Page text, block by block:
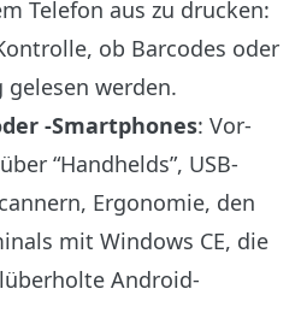
Telefon aus zu drucken:
ob Barcodes oder
werden.
-Smartphones: Vor-
“Handhelds”, USB-
Ergonomie, den
mit Windows CE, die
Android-